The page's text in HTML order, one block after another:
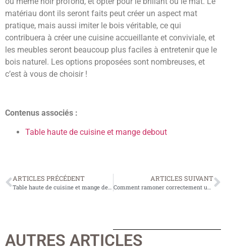
matériau dont ils seront faits peut créer un aspect mat
pratique, mais aussi imiter le bois véritable, ce qui
contribuera à créer une cuisine accueillante et conviviale, et
les meubles seront beaucoup plus faciles à entretenir que le
bois naturel. Les options proposées sont nombreuses, et
c’est à vous de choisir !
Contenus associés :
Table haute de cuisine et mange debout
ARTICLES PRÉCÉDENT
Table haute de cuisine et mange debout
ARTICLES SUIVANT
Comment ramoner correctement une cheminée ?
AUTRES ARTICLES